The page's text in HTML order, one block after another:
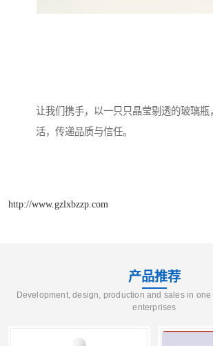
让我们携手，以一只只晶莹剔透的玻璃瓶
活，传递品质与信任。
http://www.gzlxbzzp.com
产品推荐
Development, design, production and sales in
enterprises